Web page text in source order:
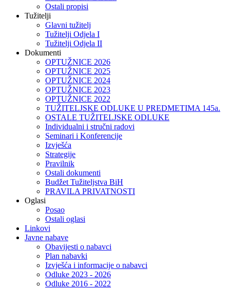
Ostali propisi
Tužitelji
Glavni tužitelj
Tužitelji Odjela I
Tužitelji Odjela II
Dokumenti
OPTUŽNICE 2026
OPTUŽNICE 2025
OPTUŽNICE 2024
OPTUŽNICE 2023
OPTUŽNICE 2022
TUŽITELJSKE ODLUKE U PREDMETIMA 145a.
OSTALE TUŽITELJSKE ODLUKE
Individualni i stručni radovi
Seminari i Konferencije
Izvješća
Strategije
Pravilnik
Ostali dokumenti
Budžet Tužiteljstva BiH
PRAVILA PRIVATNOSTI
Oglasi
Posao
Ostali oglasi
Linkovi
Javne nabave
Obavijesti o nabavci
Plan nabavki
Izvješća i informacije o nabavci
Odluke 2023 - 2026
Odluke 2016 - 2022